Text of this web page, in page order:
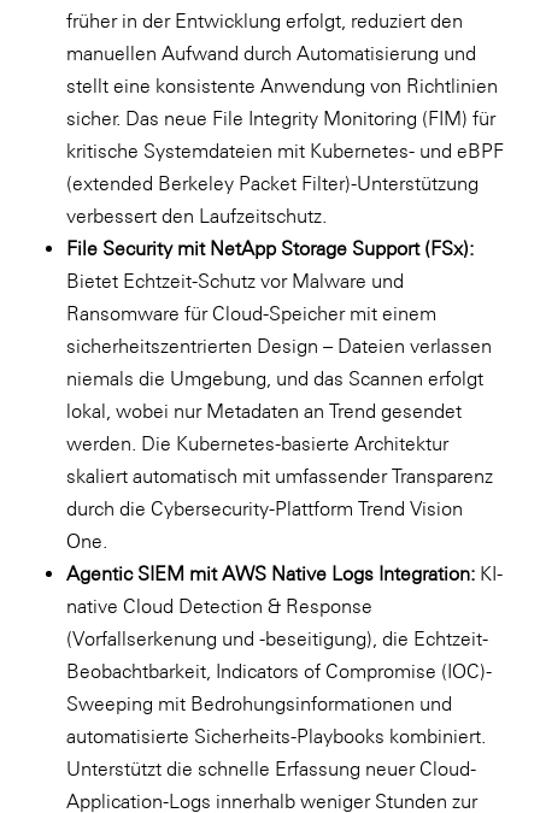
früher in der Entwicklung erfolgt, reduziert den
manuellen Aufwand durch Automatisierung und
stellt eine konsistente Anwendung von Richtlinien
sicher. Das neue File Integrity Monitoring (FIM) für
kritische Systemdateien mit Kubernetes- und eBPF
(extended Berkeley Packet Filter)-Unterstützung
verbessert den Laufzeitschutz.
File Security mit NetApp Storage Support (FSx):
Bietet Echtzeit-Schutz vor Malware und
Ransomware für Cloud-Speicher mit einem
sicherheitszentrierten Design – Dateien verlassen
niemals die Umgebung, und das Scannen erfolgt
lokal, wobei nur Metadaten an Trend gesendet
werden. Die Kubernetes-basierte Architektur
skaliert automatisch mit umfassender Transparenz
durch die Cybersecurity-Plattform Trend Vision
One.
Agentic SIEM mit AWS Native Logs Integration: KI-
native Cloud Detection & Response
(Vorfallserkenung und -beseitigung), die Echtzeit-
Beobachtbarkeit, Indicators of Compromise (IOC)-
Sweeping mit Bedrohungsinformationen und
automatisierte Sicherheits-Playbooks kombiniert.
Unterstützt die schnelle Erfassung neuer Cloud-
Application-Logs innerhalb weniger Stunden zur